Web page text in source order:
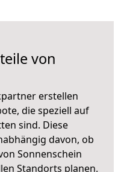
von
erstellen
die speziell auf
sind. Diese
davon, ob
Sonnenschein
Standorts planen.